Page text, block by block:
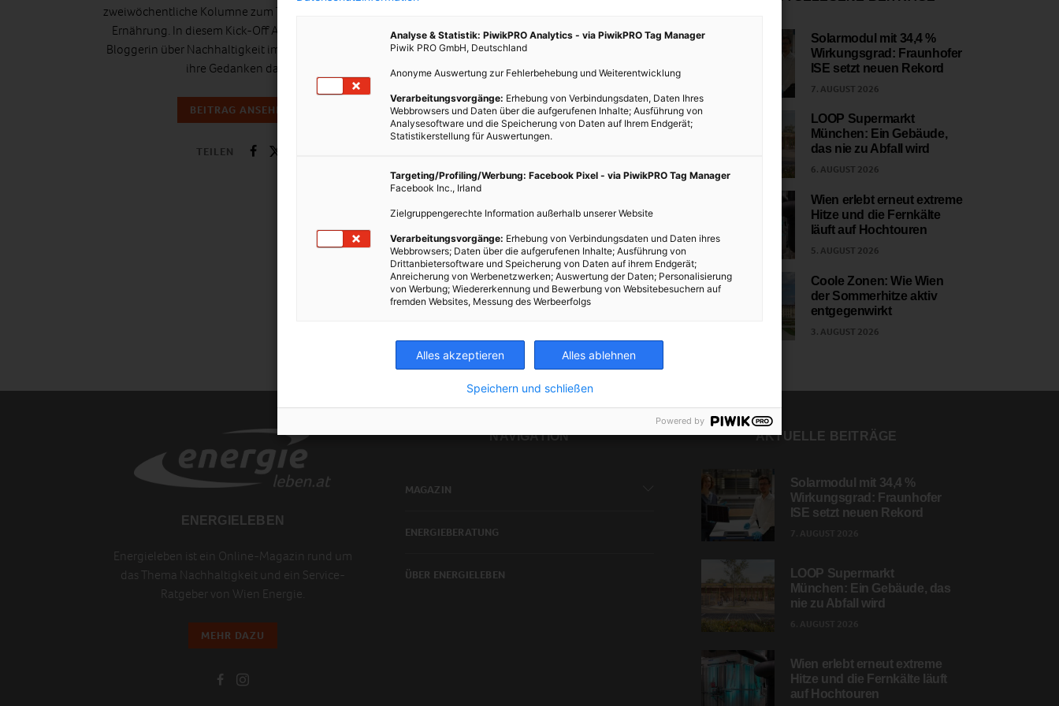
zweiwöchentliche Kolumne zum Thema nachhaltige
Ernährung. In diesem Kick-Off Artikel schreibt die
Bloggerin über Nachhaltigkeit im Allgemeinen und
ihre Gedanken dazu.
BEITRAG ANSEHEN
TEILEN
Solarmodul mit 34,4 %
Wirkungsgrad: Fraunhofer
ISE setzt neuen Rekord
7. AUGUST 2026
LOOP Supermarkt
München: Ein Gebäude,
das nie zu Abfall wird
6. AUGUST 2026
Wien erlebt erneut extreme
Hitze und die Fernkälte
läuft auf Hochtouren
5. AUGUST 2026
Coole Zonen: Wie Wien
der Sommerhitze aktiv
entgegenwirkt
3. AUGUST 2026
ENERGIELEBEN
Energieleben ist ein Online-Magazin rund um
das Thema Nachhaltigkeit und ein Service-
Ratgeber von Wien Energie.
MEHR DAZU
NAVIGATION
MAGAZIN
ENERGIEBERATUNG
ÜBER ENERGIELEBEN
AKTUELLE BEITRÄGE
Solarmodul mit 34,4 %
Wirkungsgrad: Fraunhofer
ISE setzt neuen Rekord
LOOP Supermarkt
München: Ein Gebäude, das
nie zu Abfall wird
Wien erlebt erneut extreme
Hitze und die Fernkälte läuft
auf Hochtouren
Analyse & Statistik: PiwikPRO Analytics - via PiwikPRO Tag Manager
Piwik PRO GmbH, Deutschland
Anonyme Auswertung zur Fehlerbehebung und Weiterentwicklung
Verarbeitungsvorgänge: Erhebung von Verbindungsdaten, Daten Ihres
Webbrowsers und Daten über die aufgerufenen Inhalte; Ausführung von
Analysesoftware und die Speicherung von Daten auf Ihrem Endgerät;
Statistikerstellung für Auswertungen.
Targeting/Profiling/Werbung: Facebook Pixel - via PiwikPRO Tag Manager
Facebook Inc., Irland
Zielgruppengerechte Information außerhalb unserer Website
Verarbeitungsvorgänge: Erhebung von Verbindungsdaten und Daten ihres
Webbrowsers; Daten über die aufgerufenen Inhalte; Ausführung von
Drittanbietersoftware und Speicherung von Daten auf ihrem Endgerät;
Anreicherung von Werbenetzwerken; Auswertung der Daten; Personalisierung
von Werbung; Wiedererkennung und Bewerbung von Websitebesuchern auf
fremden Websites, Messung des Werbeerfolgs
Alles akzeptieren Alles ablehnen
Speichern und schließen
Powered by